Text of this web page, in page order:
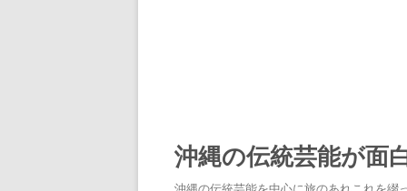
沖縄の伝統芸能が面